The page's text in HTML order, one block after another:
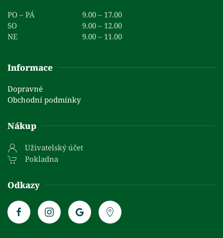
PO – PÁ
9.00 – 17.00
SO
9.00 – 12.00
NE
9.00 – 11.00
Informace
Dopravné
Obchodní podmínky
Nákup
Uživatelský účet
Pokladna
Odkazy